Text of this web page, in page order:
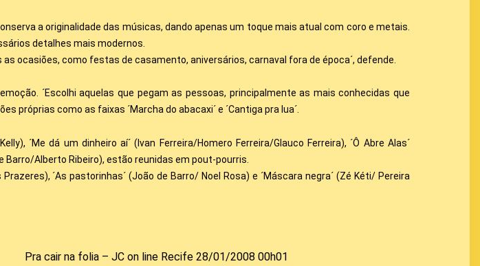
a originalidade das músicas, dando apenas um toque mais atual com coro e metais.
detalhes mais modernos.
ocasiões, como festas de casamento, aniversários, carnaval fora de época´, defende.
´Escolhi aquelas que pegam as pessoas, principalmente as mais conhecidas que
como as faixas ´Marcha do abacaxi´ e ´Cantiga pra lua´.
´Me dá um dinheiro aí´ (Ivan Ferreira/Homero Ferreira/Glauco Ferreira), ´Ô Abre Alas´
Barro/Alberto Ribeiro), estão reunidas em pout-pourris.
´As pastorinhas´ (João de Barro/ Noel Rosa) e ´Máscara negra´ (Zé Kéti/ Pereira
Pra cair na folia – JC on line Recife 28/01/2008 00h01